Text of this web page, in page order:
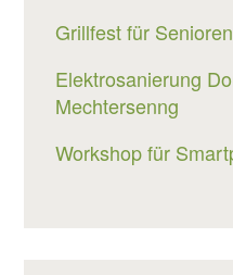
Grillfest für Senioren
Elektrosanierung
Mechtersenng
Workshop für